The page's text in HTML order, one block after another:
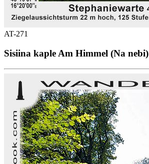
AT-271
Sisiina kaple Am Himmel (Na nebi)